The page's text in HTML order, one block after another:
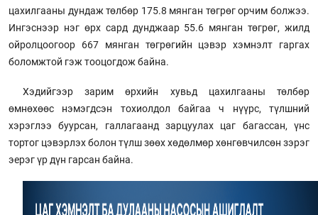
цахилгааны дундаж төлбөр 175.8 мянган төгрөг орчим болжээ.
Ингэснээр нэг өрх сард дунджаар 55.6 мянган төгрөг, жилд
ойролцоогоор 667 мянган төгрөгийн цэвэр хэмнэлт гаргах
боломжтой гэж тооцогдож байна.
Хэдийгээр зарим өрхийн хувьд цахилгааны төлбөр
өмнөхөөс нэмэгдсэн тохиолдол байгаа ч нүүрс, түлшний
хэрэглээ буурсан, галлагаанд зарцуулах цаг багассан, үнс
тортог цэвэрлэх болон түлш зөөх хөдөлмөр хөнгөвчилсөн зэрэг
эерэг үр дүн гарсан байна.